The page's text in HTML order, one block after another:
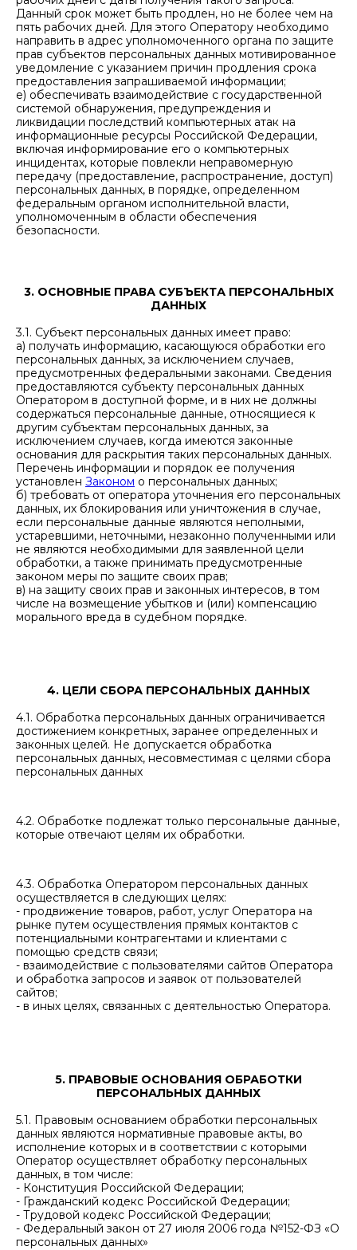
Данный срок может быть продлен, но не более чем на
пять рабочих дней. Для этого Оператору необходимо
направить в адрес уполномоченного органа по защите
прав субъектов персональных данных мотивированное
уведомление с указанием причин продления срока
предоставления запрашиваемой информации;
е) обеспечивать взаимодействие с государственной
системой обнаружения, предупреждения и
ликвидации последствий компьютерных атак на
информационные ресурсы Российской Федерации,
включая информирование его о компьютерных
инцидентах, которые повлекли неправомерную
передачу (предоставление, распространение, доступ)
персональных данных, в порядке, определенном
федеральным органом исполнительной власти,
уполномоченным в области обеспечения
безопасности.
3. ОСНОВНЫЕ ПРАВА СУБЪЕКТА ПЕРСОНАЛЬНЫХ
ДАННЫХ
3.1. Субъект персональных данных имеет право:
а) получать информацию, касающуюся обработки его
персональных данных, за исключением случаев,
предусмотренных федеральными законами. Сведения
предоставляются субъекту персональных данных
Оператором в доступной форме, и в них не должны
содержаться персональные данные, относящиеся к
другим субъектам персональных данных, за
исключением случаев, когда имеются законные
основания для раскрытия таких персональных данных.
Перечень информации и порядок ее получения
установлен Законом о персональных данных;
б) требовать от оператора уточнения его персональных
данных, их блокирования или уничтожения в случае,
если персональные данные являются неполными,
устаревшими, неточными, незаконно полученными или
не являются необходимыми для заявленной цели
обработки, а также принимать предусмотренные
законом меры по защите своих прав;
в) на защиту своих прав и законных интересов, в том
числе на возмещение убытков и (или) компенсацию
морального вреда в судебном порядке.
4. ЦЕЛИ СБОРА ПЕРСОНАЛЬНЫХ ДАННЫХ
4.1. Обработка персональных данных ограничивается
достижением конкретных, заранее определенных и
законных целей. Не допускается обработка
персональных данных, несовместимая с целями сбора
персональных данных
4.2. Обработке подлежат только персональные данные,
которые отвечают целям их обработки.
4.3. Обработка Оператором персональных данных
осуществляется в следующих целях:
- продвижение товаров, работ, услуг Оператора на
рынке путем осуществления прямых контактов с
потенциальными контрагентами и клиентами с
помощью средств связи;
- взаимодействие с пользователями сайтов Оператора
и обработка запросов и заявок от пользователей
сайтов;
- в иных целях, связанных с деятельностью Оператора.
5. ПРАВОВЫЕ ОСНОВАНИЯ ОБРАБОТКИ
ПЕРСОНАЛЬНЫХ ДАННЫХ
5.1. Правовым основанием обработки персональных
данных являются нормативные правовые акты, во
исполнение которых и в соответствии с которыми
Оператор осуществляет обработку персональных
данных, в том числе:
- Конституция Российской Федерации;
- Гражданский кодекс Российской Федерации;
- Трудовой кодекс Российской Федерации;
- Федеральный закон от 27 июля 2006 года №152-ФЗ «О
персональных данных»